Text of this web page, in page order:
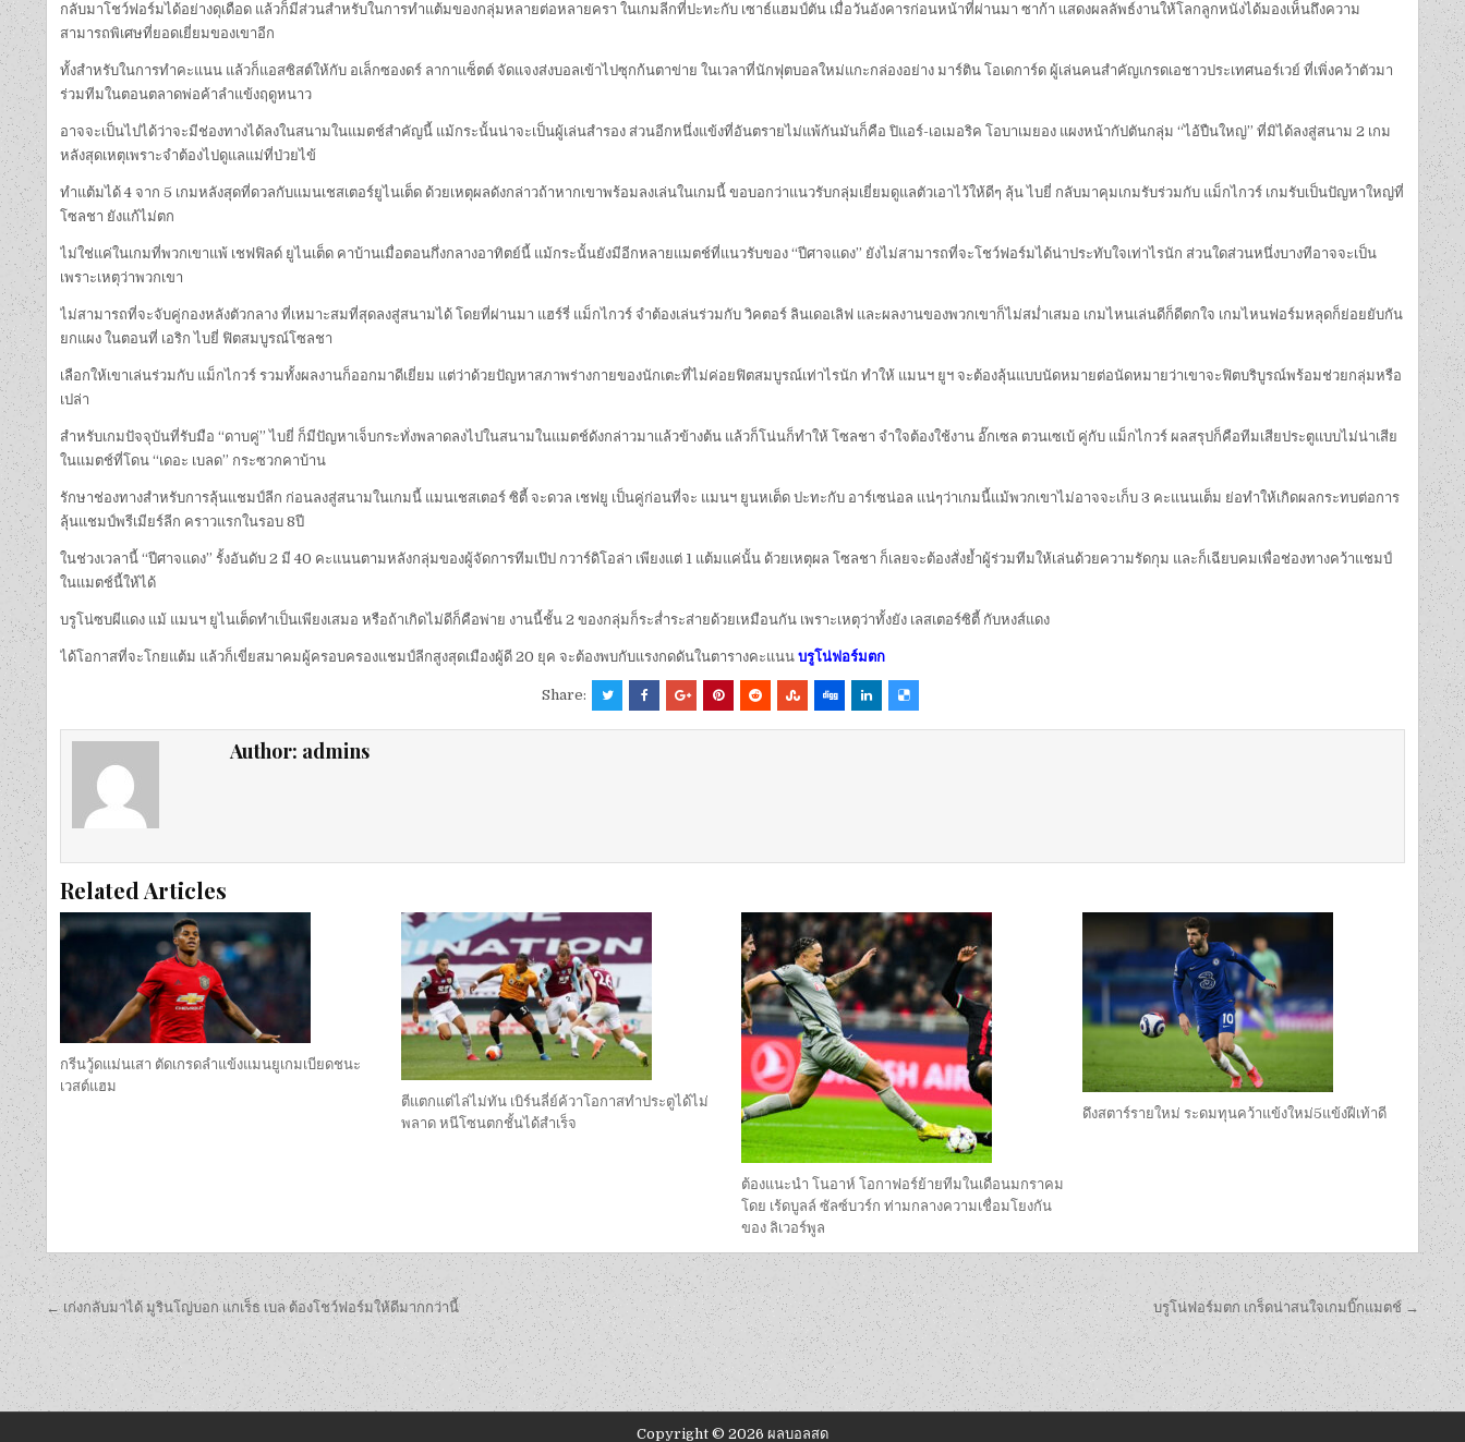
กลับมาโชว์ฟอร์มได้อย่างดุเดือด แล้วก็มีส่วนสำหรับในการทำแต้มของกลุ่มหลายต่อหลายครา ในเกมลีกที่ปะทะกับ เซาธ์แฮมป์ตัน เมื่อวันอังคารก่อนหน้าที่ผ่านมา ซาก้า แสดงผลลัพธ์งานให้โลกลูกหนังได้มองเห็นถึงความ
สามารถพิเศษที่ยอดเยี่ยมของเขาอีก
ทั้งสำหรับในการทำคะแนน แล้วก็แอสซิสต์ให้กับ อเล็กซองดร์ ลากาแซ็ตต์ จัดแจงส่งบอลเข้าไปซุกก้นตาข่าย ในเวลาที่นักฟุตบอลใหม่แกะกล่องอย่าง มาร์ติน โอเดการ์ด ผู้เล่นคนสำคัญเกรดเอชาวประเทศนอร์เวย์ ที่เพิ่งคว้าตัวมา
ร่วมทีมในตอนตลาดพ่อค้าลำแข้งฤดูหนาว
อาจจะเป็นไปได้ว่าจะมีช่องทางได้ลงในสนามในแมตช์สำคัญนี้ แม้กระนั้นน่าจะเป็นผู้เล่นสำรอง ส่วนอีกหนึ่งแข้งที่อันตรายไม่แพ้กันมันก็คือ ปิแอร์-เอเมอริค โอบาเมยอง แผงหน้ากัปตันกลุ่ม “ไอ้ปืนใหญ่” ที่มิได้ลงสู่สนาม 2 เกม
หลังสุดเหตุเพราะจำต้องไปดูแลแม่ที่ป่วยไข้
ทำแต้มได้ 4 จาก 5 เกมหลังสุดที่ดวลกับแมนเชสเตอร์ยูไนเต็ด ด้วยเหตุผลดังกล่าวถ้าหากเขาพร้อมลงเล่นในเกมนี้ ขอบอกว่าแนวรับกลุ่มเยี่ยมดูแลตัวเอาไว้ให้ดีๆ ลุ้น ไบยี่ กลับมาคุมเกมรับร่วมกับ แม็กไกวร์ เกมรับเป็นปัญหาใหญ่ที่
โซลชา ยังแก้ไม่ตก
ไม่ใช่แค่ในเกมที่พวกเขาแพ้ เชฟฟิลด์ ยูไนเต็ด คาบ้านเมื่อตอนกึ่งกลางอาทิตย์นี้ แม้กระนั้นยังมีอีกหลายแมตช์ที่แนวรับของ “ปีศาจแดง” ยังไม่สามารถที่จะโชว์ฟอร์มได้น่าประทับใจเท่าไรนัก ส่วนใดส่วนหนึ่งบางทีอาจจะเป็น
เพราะเหตุว่าพวกเขา
ไม่สามารถที่จะจับคู่กองหลังตัวกลาง ที่เหมาะสมที่สุดลงสู่สนามได้ โดยที่ผ่านมา แฮร์รี่ แม็กไกวร์ จำต้องเล่นร่วมกับ วิคตอร์ ลินเดอเลิฟ และผลงานของพวกเขาก็ไม่สม่ำเสมอ เกมไหนเล่นดีก็ดีตกใจ เกมไหนฟอร์มหลุดก็ย่อยยับกัน
ยกแผง ในตอนที่ เอริก ไบยี่ ฟิตสมบูรณ์โซลชา
เลือกให้เขาเล่นร่วมกับ แม็กไกวร์ รวมทั้งผลงานก็ออกมาดีเยี่ยม แต่ว่าด้วยปัญหาสภาพร่างกายของนักเตะที่ไม่ค่อยฟิตสมบูรณ์เท่าไรนัก ทำให้ แมนฯ ยูฯ จะต้องลุ้นแบบนัดหมายต่อนัดหมายว่าเขาจะฟิตบริบูรณ์พร้อมช่วยกลุ่มหรือ
เปล่า
สำหรับเกมปัจจุบันที่รับมือ “ดาบคู่” ไบยี่ ก็มีปัญหาเจ็บกระทั่งพลาดลงไปในสนามในแมตช์ดังกล่าวมาแล้วข้างต้น แล้วก็โน่นก็ทำให้ โซลชา จำใจต้องใช้งาน อั๊กเซล ตวนเซเบ้ คู่กับ แม็กไกวร์ ผลสรุปก็คือทีมเสียประตูแบบไม่น่าเสีย
ในแมตช์ที่โดน “เดอะ เบลด” กระซวกคาบ้าน
รักษาช่องทางสำหรับการลุ้นแชมป์ลีก ก่อนลงสู่สนามในเกมนี้ แมนเชสเตอร์ ซิตี้ จะดวล เชฟยู เป็นคู่ก่อนที่จะ แมนฯ ยูนหเต็ด ปะทะกับ อาร์เซน่อล แน่ๆว่าเกมนี้แม้พวกเขาไม่อาจจะเก็บ 3 คะแนนเต็ม ย่อทำให้เกิดผลกระทบต่อการ
ลุ้นแชมป์พรีเมียร์ลีก คราวแรกในรอบ 8ปี
ในช่วงเวลานี้ “ปีศาจแดง” รั้งอันดับ 2 มี 40 คะแนนตามหลังกลุ่มของผู้จัดการทีมเป๊ป กวาร์ดิโอล่า เพียงแต่ 1 แต้มแค่นั้น ด้วยเหตุผล โซลชา ก็เลยจะต้องสั่งย้ำผู้ร่วมทีมให้เล่นด้วยความรัดกุม และก็เฉียบคมเพื่อช่องทางคว้าแชมป์
ในแมตช์นี้ให้ได้
บรูโน่ซบผีแดง แม้ แมนฯ ยูไนเต็ดทำเป็นเพียงเสมอ หรือถ้าเกิดไม่ดีก็คือพ่าย งานนี้ชั้น 2 ของกลุ่มก็ระส่ำระส่ายด้วยเหมือนกัน เพราะเหตุว่าทั้งยัง เลสเตอร์ซิตี้ กับหงส์แดง
ได้โอกาสที่จะโกยแต้ม แล้วก็เขี่ยสมาคมผู้ครอบครองแชมป์ลีกสูงสุดเมืองผู้ดี 20 ยุค จะต้องพบกับแรงกดดันในตารางคะแนน บรูโน่ฟอร์มตก
Share:
Author: admins
Related Articles
กรีนวู้ดแม่นเสา ตัดเกรดลำแข้งแมนยูเกมเบียดชนะ
เวสต์แฮม
ตีแตกแต่ไล่ไม่ทัน เบิร์นลี่ย์ค้วาโอกาสทำประตูได้ไม่
พลาด หนีโซนตกชั้นได้สำเร็จ
ต้องแนะนํา โนอาห์ โอกาฟอร์ย้ายทีมในเดือนมกราคม
โดย เร้ดบูลล์ ซัลซ์บวร์ก ท่ามกลางความเชื่อมโยงกัน
ของ ลิเวอร์พูล
ดึงสตาร์รายใหม่ ระดมทุนคว้าแข้งใหม่5แข้งฝีเท้าดี
เมนู
นำทาง
เรื่อง
← เก่งกลับมาได้ มูรินโญ่บอก แกเร็ธ เบล ต้องโชว์ฟอร์มให้ดีมากกว่านี้ บรูโน่ฟอร์มตก เกร็ดน่าสนใจเกมบิ๊กแมตช์ →
Copyright © 2026 ผลบอลสด